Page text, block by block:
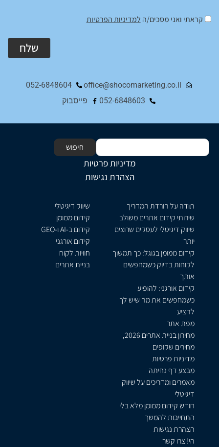
קראתי ואני מסכים/ה למדיניות הפרטיות
שלח
office@shocomarketing.co.il
052-6848604
052-6848603
פייסבוק
חיפוש
מדיניות פרטיות
הצהרת נגישות
תודה על הורדת המדריך
שירותי קידום אתרים משולב
שיווק דיגיטלי לעסקים שרוצים
יותר
קידום ממומן בגוגל: כך תמשוך
לקוחות בדיוק כשמחפשים
אותך
קידום אורגני: להופיע
כשמחפשים את מה שיש לך
להציע
מפת אתר
מחירון בניית אתרים 2026,
מחירים שקופים
מדיניות פרטיות
מבצע דף נחיתה
מאמרים ומדריכים על שיווק
דיגיטלי
חודש קידום ממומן מלא בלי
התחייבות להמשך
הצהרת נגישות
הי! צרו קשר
שיווק דיגיטלי
קידום ממומן
קידום ב-AI ו-GEO
קידום אורגני
חוויות לקוח
בניית אתרים